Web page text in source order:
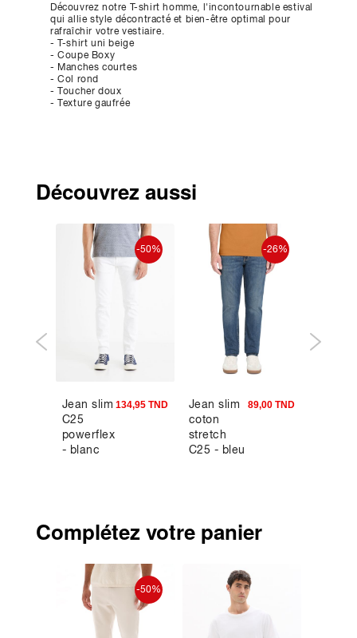
Découvrez notre T-shirt homme, l'incontournable estival
qui allie style décontracté et bien-être optimal pour
rafraîchir votre vestiaire.
- T-shirt uni beige
- Coupe Boxy
- Manches courtes
- Col rond
- Toucher doux
- Texture gaufrée
Découvrez aussi
-50%
Jean slim
C25
powerflex
- blanc
134,95 TND
-26%
Jean slim
coton
stretch
C25 - bleu
89,00 TND
Complétez votre panier
-50%